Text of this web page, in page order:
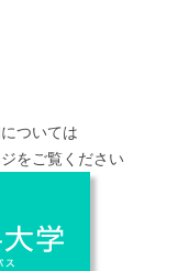
ついては
をご覧ください